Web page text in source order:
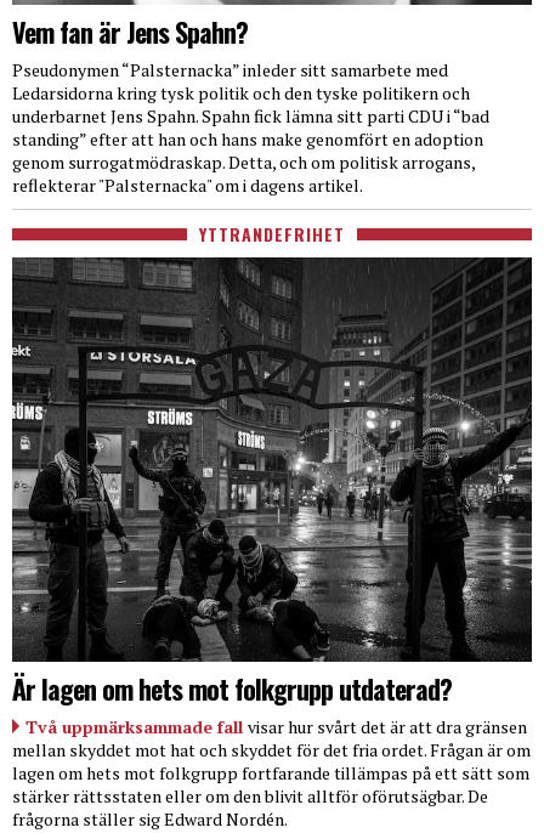
Vem fan är Jens Spahn?
Pseudonymen “Palsternacka” inleder sitt samarbete med
Ledarsidorna kring tysk politik och den tyske politikern och
underbarnet Jens Spahn. Spahn fick lämna sitt parti CDU i “bad
standing” efter att han och hans make genomfört en adoption
genom surrogatmödraskap. Detta, och om politisk arrogans,
reflekterar "Palsternacka" om i dagens artikel.
YTTRANDEFRIHET
Är lagen om hets mot folkgrupp utdaterad?
Två uppmärksammade fall visar hur svårt det är att dra gränsen
mellan skyddet mot hat och skyddet för det fria ordet. Frågan är om
lagen om hets mot folkgrupp fortfarande tillämpas på ett sätt som
stärker rättsstaten eller om den blivit alltför oförutsägbar. De
frågorna ställer sig Edward Nordén.